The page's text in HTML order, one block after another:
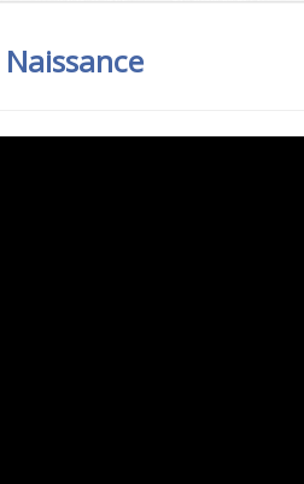
Naissance